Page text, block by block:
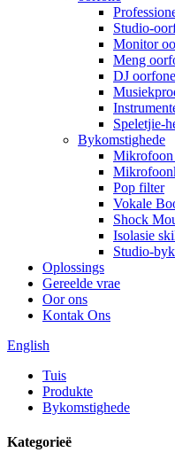
Studio-
Monitor
Meng
DJ oorfone
Speletjie-
Bykomstighede
Mikrofoon
Pop filter
Vokale
Shock
Isolasie
Studio-
Oplossings
Gereelde vrae
Oor ons
Kontak Ons
English
Tuis
Produkte
Bykomstighede
Kategorieë